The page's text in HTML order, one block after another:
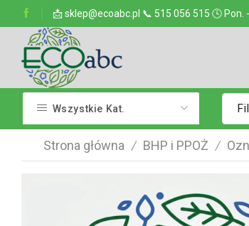
📩 sklep@ecoabc.pl 📞 515 056 515 🕓 Pon.
w kraju Dostarczamy
Wszystkie Kat.
Strona główna / BHP i PPOŻ /